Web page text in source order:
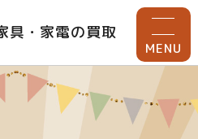
具・家電の買取
MENU